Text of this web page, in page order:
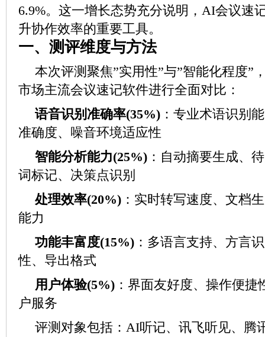
6.9%。这一增长态势充分说明，AI会议速
升协作效率的重要工具。
一、测评维度与方法
本次评测聚焦”实用性”与”智能化程度”
市场主流会议速记软件进行全面对比：
语音识别准确率(35%) ：专业术语识别
准确度、噪音环境适应性
智能分析能力(25%) ：自动摘要生成、
词标记、决策点识别
处理效率(20%) ：实时转写速度、文档
能力
功能丰富度(15%) ：多语言支持、方言
性、导出格式
用户体验(5%) ：界面友好度、操作便
户服务
评测对象包括：AI听记、讯飞听见、腾